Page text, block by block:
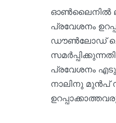
ഓണ്‍ലൈനില്‍
പ്രവേശനം
ഡൗണ്‍ലോഡ്
പ്രവേശനം
നാലിനു മുന്‍പ്